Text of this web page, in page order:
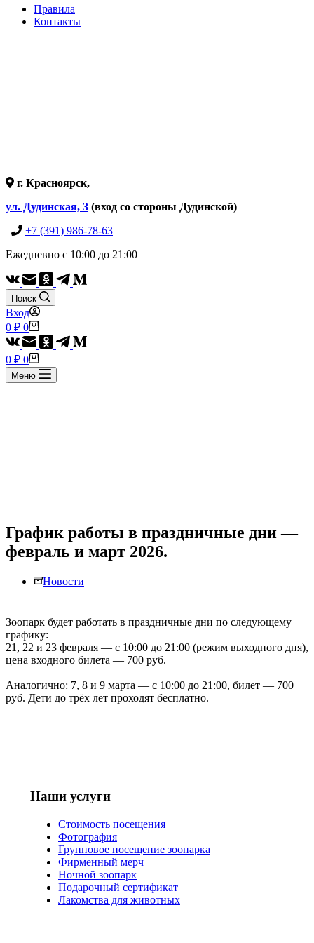
Правила
Контакты
г. Красноярск,
ул. Дудинская, 3 (вход со стороны Дудинской)
+7 (391) 986-78-63
Ежедневно с 10:00 до 21:00
Поиск
Вход
Корзина
0 ₽ 0
Корзина
0 ₽ 0
Меню
График работы в праздничные дни —
февраль и март 2026.
Новости
Зоопарк будет работать в праздничные дни по следующему
графику:
21, 22 и 23 февраля — с 10:00 до 21:00 (режим выходного дня),
цена входного билета — 700 руб.
Аналогично: 7, 8 и 9 марта — с 10:00 до 21:00, билет — 700
руб. Дети до трёх лет проходят бесплатно.
Наши услуги
Стоимость посещения
Фотография
Групповое посещение зоопарка
Фирменный мерч
Ночной зоопарк
Подарочный сертификат
Лакомства для животных